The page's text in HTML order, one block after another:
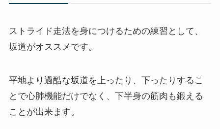
ストライド走法を身につけるための練習として、
坂道がオススメです。
平地より過酷な坂道を上ったり、下ったりするこ
とで心肺機能だけでなく、下半身の筋肉も鍛える
ことが出来ます。